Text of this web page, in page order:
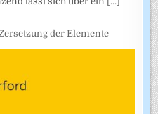
der Elemente